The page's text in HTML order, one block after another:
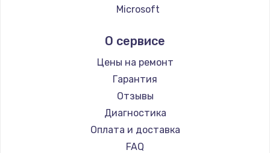
Ремонт ноутбуков Echips
Ремонт ноутбуков Predator
Ремонт ноутбуков iru
Ремонт ноутбуков Machenike
Ремонт ноутбуков DEXP
Ремонт ноутбуков Teclast
Ремонт ноутбуков CHUWI
Ремонт ноутбуков Colorful
Microsoft
Aquarius
Gigabyte
Aorus
Maibenben
Getac
Epson
Philips
О сервисе
Цены на ремонт
Гарантия
Отзывы
Диагностика
Оплата и доставка
FAQ